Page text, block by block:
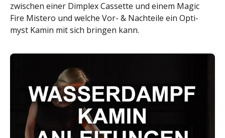
zwischen einer Dimplex Cassette und einem Magic
Fire Mistero und welche Vor- & Nachteile ein Opti-
myst Kamin mit sich bringen kann.